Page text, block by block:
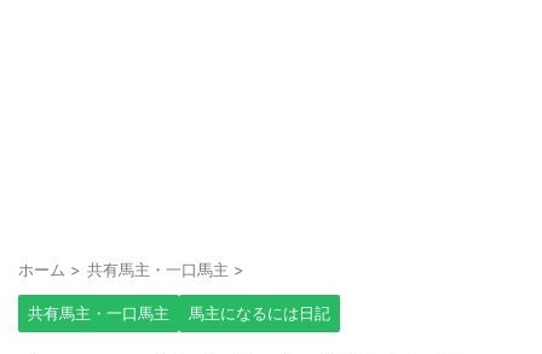
ホーム > 共有馬主・一口馬主 >
共有馬主・一口馬主 馬主になるには日記